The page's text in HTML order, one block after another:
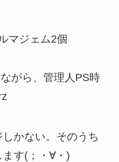
マジェム2個
がら、管理人PS時
かない。そのうち
す(；・∀・)